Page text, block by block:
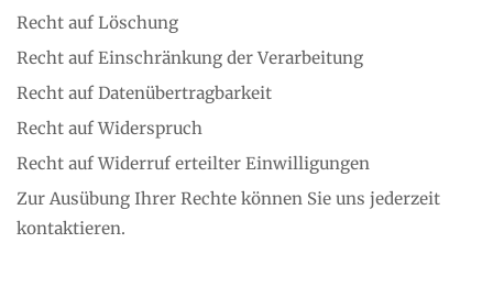
Recht auf Löschung
Recht auf Einschränkung der Verarbeitung
Recht auf Datenübertragbarkeit
Recht auf Widerspruch
Recht auf Widerruf erteilter Einwilligungen
Zur Ausübung Ihrer Rechte können Sie uns jederzeit
kontaktieren.